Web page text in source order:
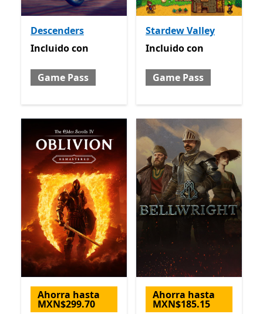
Descenders
Incluido con Game Pass
Incluidocon
Game Pass
Stardew Valley
Incluido con Game Pass
Incluidocon
Game Pass
Ahorra hasta
MXN$299.70
Ahorra hasta
MXN$185.15